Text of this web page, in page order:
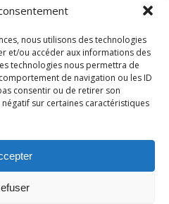
nous utilisons des technologies
et/ou accéder aux informations des
technologies nous permettra de
de navigation ou les ID
consentir ou de retirer son
sur certaines caractéristiques